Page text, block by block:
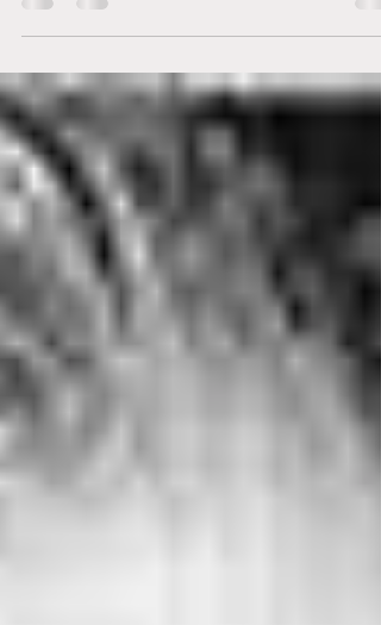
parlarono di flegma e sangue. - Il Dott. Robert
Young afferma: Esiste una sola malattia ed è
secolo scorso che esiste una sola malattia:
l'eccesso di "muco". -Link e video Prefazione
Negli ultimi decenni siamo stati bombardati
tossine. Ci avvelenano con fluoro, glifosato,
additivi, zucchero, dolcificanti, sostanze
chimiche, materiali